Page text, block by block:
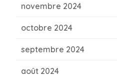
novembre 2024
octobre 2024
septembre 2024
août 2024